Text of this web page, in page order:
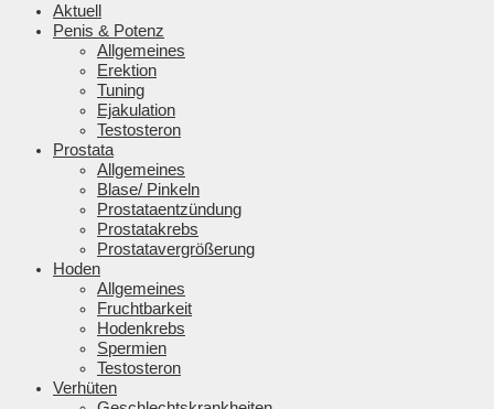
Aktuell
Penis & Potenz
Allgemeines
Erektion
Tuning
Ejakulation
Testosteron
Prostata
Allgemeines
Blase/ Pinkeln
Prostataentzündung
Prostatakrebs
Prostatavergrößerung
Hoden
Allgemeines
Fruchtbarkeit
Hodenkrebs
Spermien
Testosteron
Verhüten